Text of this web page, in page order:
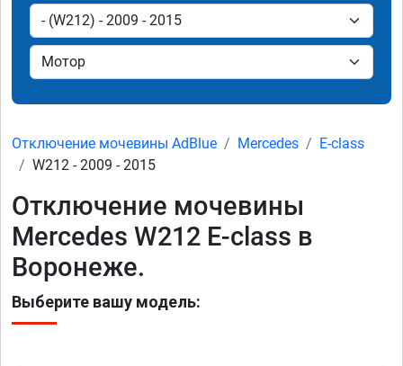
Отключение мочевины AdBlue Mercedes
E-class
W212 - 2009 - 2015
Отключение мочевины
Mercedes W212 E-class в
Воронеже.
Выберите вашу модель: